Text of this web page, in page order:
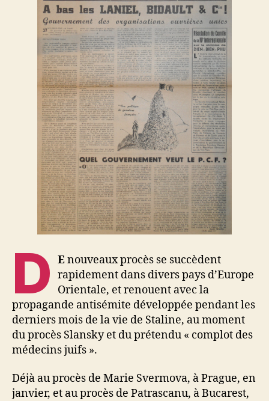
D Enouveaux procès se succèdent
rapidement dans divers pays d’Europe
Orientale, et renouent avec la
propagande antisémite développée pendant les
derniers mois de la vie de Staline, au moment
du procès Slansky et du prétendu « complot des
médecins juifs ».
Déjà au procès de Marie Svermova, à Prague, en
janvier, et au procès de Patrascanu, à Bucarest,